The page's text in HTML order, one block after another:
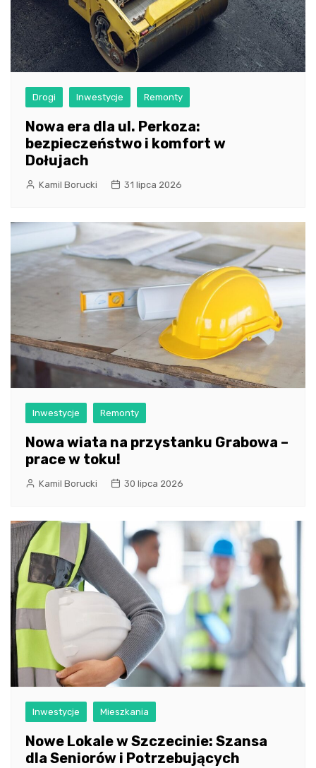
Drogi Inwestycje Remonty
Nowa era dla ul. Perkoza:
bezpieczeństwo i komfort w
Dołujach
Kamil Borucki 31 lipca 2026
Inwestycje Remonty
Nowa wiata na przystanku Grabowa –
prace w toku!
Kamil Borucki 30 lipca 2026
Inwestycje Mieszkania
Nowe Lokale w Szczecinie: Szansa
dla Seniorów i Potrzebujących